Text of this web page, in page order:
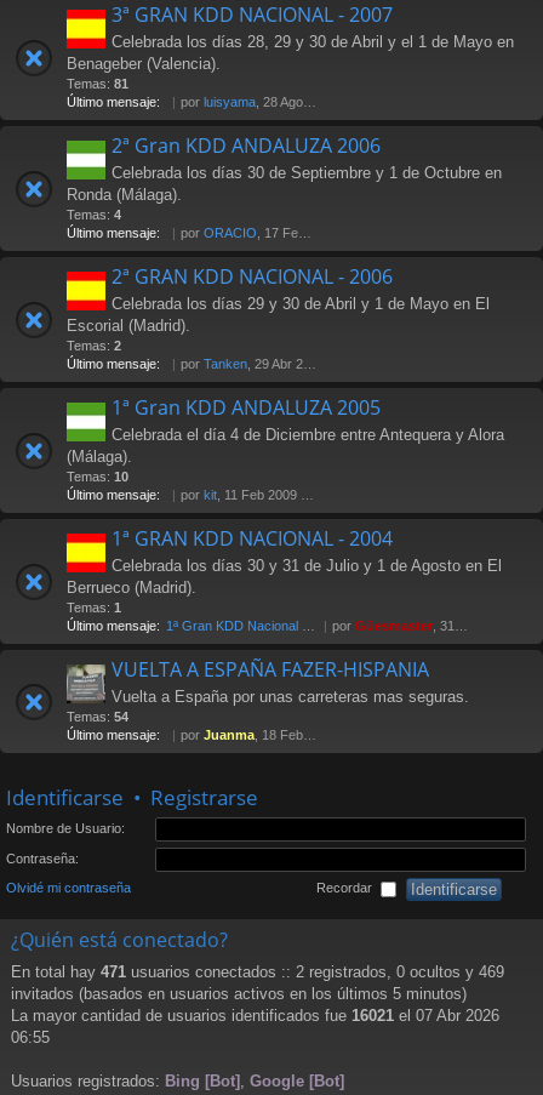
3ª GRAN KDD NACIONAL - 2007
Celebrada los días 28, 29 y 30 de Abril y el 1 de Mayo en
Benageber (Valencia).
Temas: 81
Último mensaje:
por luisyama , 28 Ago 2009 19:24
2ª Gran KDD ANDALUZA 2006
Celebrada los días 30 de Septiembre y 1 de Octubre en
Ronda (Málaga).
Temas: 4
Último mensaje:
por ORACIO , 17 Feb 2007 23:29
2ª GRAN KDD NACIONAL - 2006
Celebrada los días 29 y 30 de Abril y 1 de Mayo en El
Escorial (Madrid).
Temas: 2
Último mensaje:
por Tanken , 29 Abr 2006 14:25
1ª Gran KDD ANDALUZA 2005
Celebrada el día 4 de Diciembre entre Antequera y Alora
(Málaga).
Temas: 10
Último mensaje:
por kit , 11 Feb 2009 17:08
1ª GRAN KDD NACIONAL - 2004
Celebrada los días 30 y 31 de Julio y 1 de Agosto en El
Berrueco (Madrid).
Temas: 1
Último mensaje: 1ª Gran KDD Nacional 2004 por Güesmaster , 31 Oct 2005 11:37
VUELTA A ESPAÑA FAZER-HISPANIA
Vuelta a España por unas carreteras mas seguras.
Temas: 54
Último mensaje:
por Juanma , 18 Feb 2013 12:27
Identificarse • Registrarse
Nombre de Usuario:
Contraseña:
Olvidé mi contraseña Recordar
¿Quién está conectado?
En total hay 471 usuarios conectados :: 2 registrados, 0 ocultos y 469
invitados (basados en usuarios activos en los últimos 5 minutos)
La mayor cantidad de usuarios identificados fue 16021 el 07 Abr 2026
06:55
Usuarios registrados: Bing [Bot] , Google [Bot]